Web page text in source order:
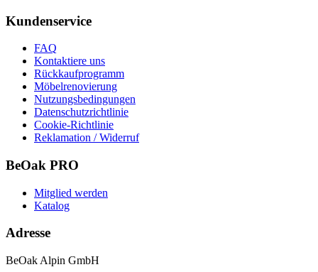
Kundenservice
FAQ
Kontaktiere uns
Rückkaufprogramm
Möbelrenovierung
Nutzungsbedingungen
Datenschutzrichtlinie
Cookie-Richtlinie
Reklamation / Widerruf
BeOak PRO
Mitglied werden
Katalog
Adresse
BeOak Alpin GmbH